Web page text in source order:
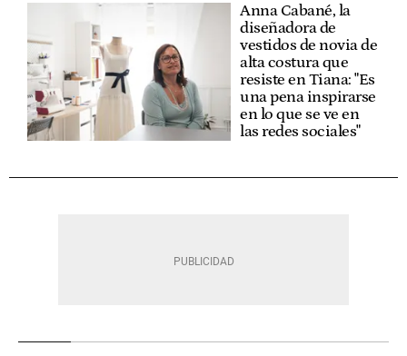
Anna Cabané, la
diseñadora de
vestidos de novia de
alta costura que
resiste en Tiana: "Es
una pena inspirarse
en lo que se ve en
las redes sociales"